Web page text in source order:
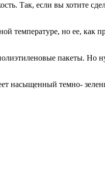
Так, если вы хотите
температуре, но ее, как
пакеты. Но
насыщенный темно-